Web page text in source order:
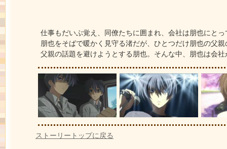
仕事もだいぶ覚え、同僚たちに囲まれ、会社は朋也にと
朋也をそばで暖かく見守る渚だが、ひとつだけ朋也の父
父親の話題を避けようとする朋也。そんな中、朋也は会
ストーリートップに戻る